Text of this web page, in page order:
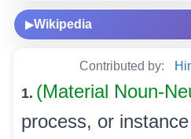
▶Wikipedia
Contributed by:
1. (Material Noun-
process, or